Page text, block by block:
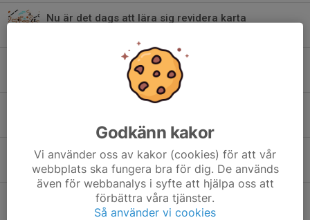
Nu är det dags att lära sig revidera karta
Sensommar vid Slätbaken
0
Gnesta 16 september.
Skördetider
15 sep 2025 0
Budkavle DM
7 sep 2025 0
Godkänn kakor
Vi använder oss av kakor (cookies) för att vår
webbplats ska fungera bra för dig. De används
även för webbanalys i syfte att hjälpa oss att
förbättra våra tjänster.
Så använder vi cookies